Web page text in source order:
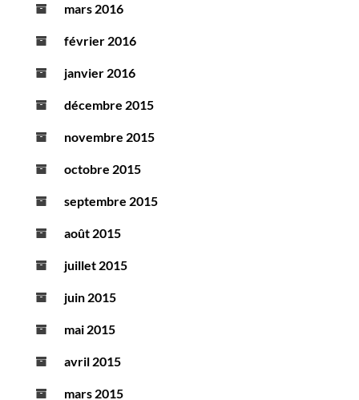
mars 2016
février 2016
janvier 2016
décembre 2015
novembre 2015
octobre 2015
septembre 2015
août 2015
juillet 2015
juin 2015
mai 2015
avril 2015
mars 2015